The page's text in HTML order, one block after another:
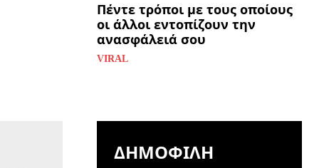
Πέντε τρόποι με τους οποίους
οι άλλοι εντοπίζουν την
ανασφάλειά σου
VIRAL
ΔΗΜΟΦΙΛΉ